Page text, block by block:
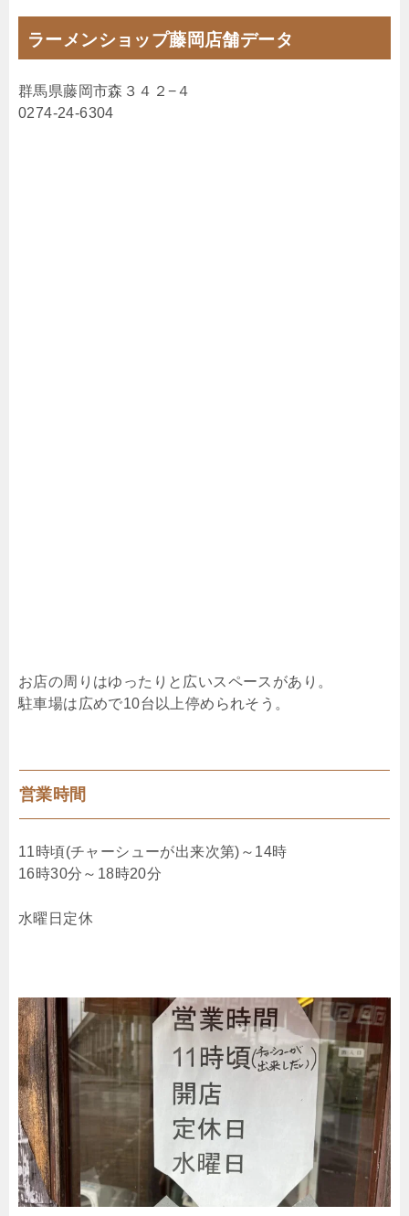
ラーメンショップ藤岡店舗データ
群馬県藤岡市森３４２−４
0274-24-6304
お店の周りはゆったりと広いスペースがあり。
駐車場は広めで10台以上停められそう。
営業時間
11時頃(チャーシューが出来次第)～14時
16時30分～18時20分
水曜日定休